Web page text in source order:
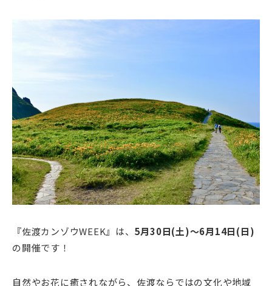
『佐渡カンゾウWEEK』は、 5月30日(土)～6月14日(日)
の開催です！
自然やお花に癒されながら、佐渡ならではの文化や地域